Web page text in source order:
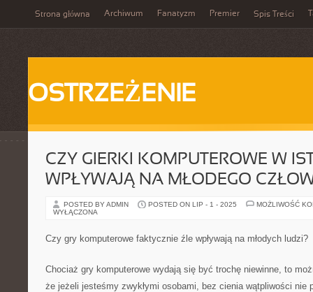
Strona główna Archiwum Fanatyzm Premier Spis Treści
OSTRZEŻENIE
CZY GIERKI KOMPUTEROWE W
WPŁYWAJĄ NA MŁODEGO
POSTED BY ADMIN POSTED ON LIP - 1 - 2025
MOŻLIWOŚĆ
WYŁĄCZONA
Czy gry komputerowe faktycznie źle wpływają na młodych ludzi?
Chociaż gry komputerowe wydają się być trochę niewinne, to
że jeżeli jesteśmy zwykłymi osobami, bez cienia wątpliwości nie